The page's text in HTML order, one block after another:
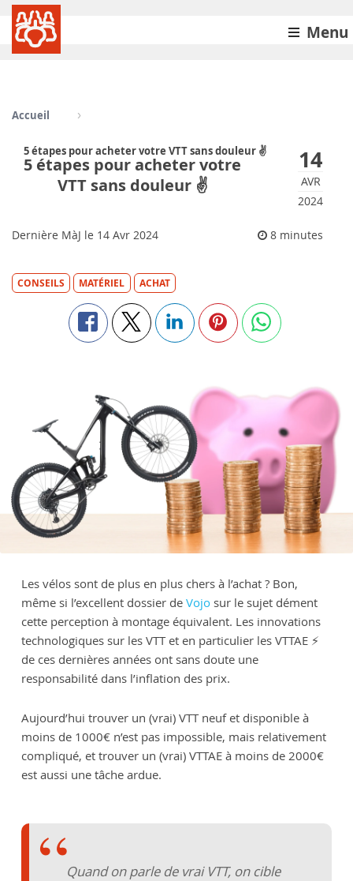
Menu
Accueil
5 étapes pour acheter votre VTT sans douleur ✌️ 14
AVR
2024
5 étapes pour acheter votre
VTT sans douleur ✌️
8 minutes
Dernière MàJ le 14 Avr 2024
CONSEILS MATÉRIEL ACHAT
Les vélos sont de plus en plus chers à l’achat ? Bon,
même si l’excellent dossier de Vojosur le sujet dément
cette perception à montage équivalent. Les innovations
technologiques sur les VTT et en particulier les VTTAE ⚡️
de ces dernières années ont sans doute une
responsabilité dans l’inflation des prix.
Aujourd’hui trouver un (vrai) VTT neuf et disponible à
moins de 1000€ n’est pas impossible, mais relativement
compliqué, et trouver un (vrai) VTTAE à moins de 2000€
est aussi une tâche ardue.
Quand on parle de vrai VTT, on cible